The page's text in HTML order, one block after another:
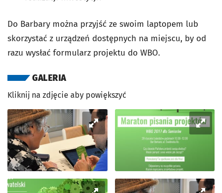
Do Barbary można przyjść ze swoim laptopem lub
skorzystać z urządzeń dostępnych na miejscu, by od
razu wysłać formularz projektu do WBO.
GALERIA
Kliknij na zdjęcie aby powiększyć